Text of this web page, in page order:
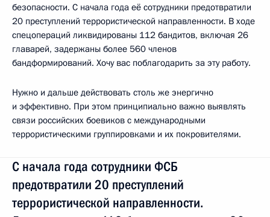
безопасности. С начала года её сотрудники предотвратили
20 преступлений террористической направленности. В ходе
спецопераций ликвидированы 112 бандитов, включая 26
главарей, задержаны более 560 членов
бандформирований. Хочу вас поблагодарить за эту работу.
Нужно и дальше действовать столь же энергично
и эффективно. При этом принципиально важно выявлять
связи российских боевиков с международными
террористическими группировками и их покровителями.
С начала года сотрудники ФСБ
предотвратили 20 преступлений
террористической направленности.